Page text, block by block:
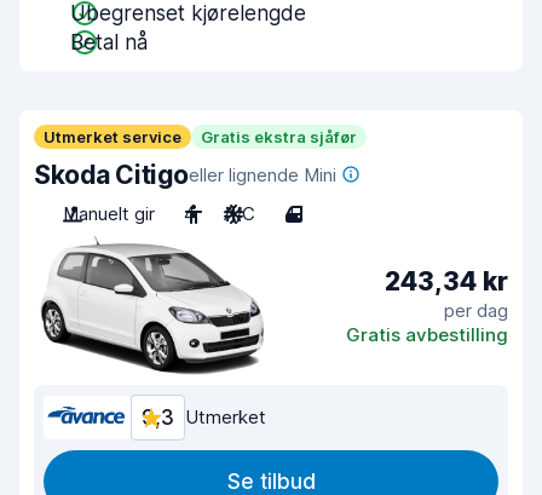
Ubegrenset kjørelengde
Betal nå
Utmerket service Gratis ekstra sjåfør
Skoda Citigoeller lignende Mini
Manuelt gir
4 A/C 4
243,34 kr
per dag
Gratis avbestilling
9,3 Utmerket
Se tilbud